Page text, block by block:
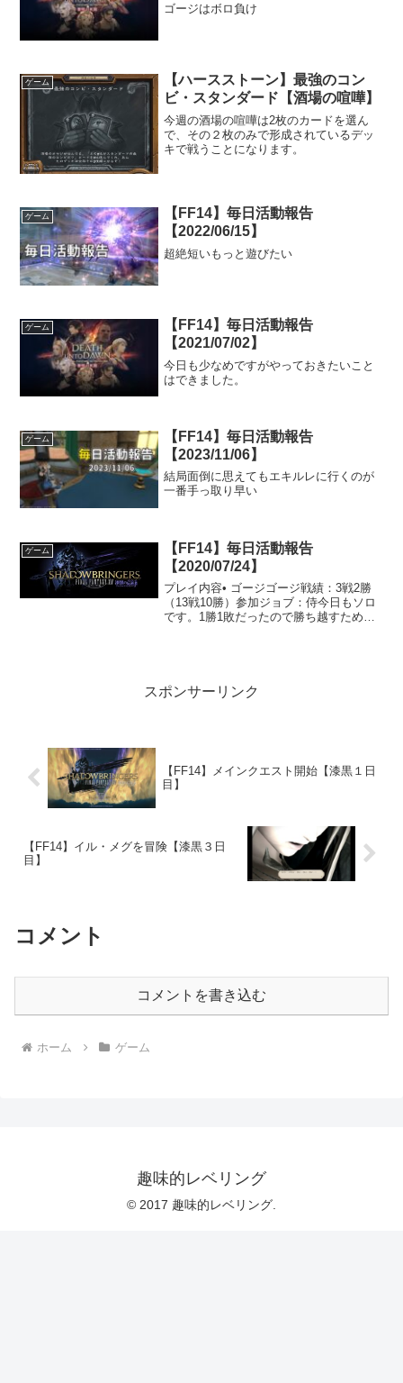
ゴージはボロ負け
ゲーム
【ハースストーン】最強のコン
ビ・スタンダード【酒場の喧嘩】
今週の酒場の喧嘩は2枚のカードを選ん
で、その２枚のみで形成されているデッ
キで戦うことになります。
ゲーム
【FF14】毎日活動報告
【2022/06/15】
超絶短いもっと遊びたい
ゲーム
【FF14】毎日活動報告
【2021/07/02】
今日も少なめですがやっておきたいこと
はできました。
ゲーム
【FF14】毎日活動報告
【2023/11/06】
結局面倒に思えてもエキルレに行くのが
一番手っ取り早い
ゲーム
【FF14】毎日活動報告
【2020/07/24】
プレイ内容• ゴージゴージ戦績：3戦2勝
（13戦10勝）参加ジョブ：侍今日もソロ
です。1勝1敗だったので勝ち越すために3
スポンサーリンク
【FF14】メインクエスト開始【漆黒１日
目】
【FF14】イル・メグを冒険【漆黒３日
目】
コメント
コメントを書き込む
ホーム ゲーム
趣味的レベリング
© 2017 趣味的レベリング.